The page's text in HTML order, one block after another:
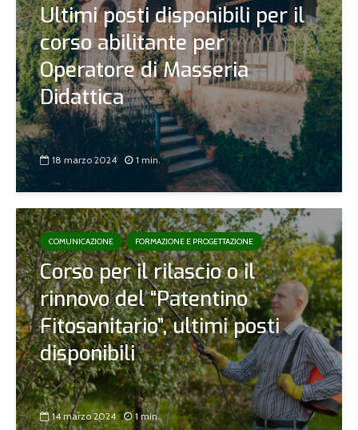
Ultimi posti disponibili per il
corso abilitante per
Operatore di Masseria
Didattica
18 marzo 2024 1 min.
COMUNICAZIONE FORMAZIONE E PROGETTAZIONE
Corso per il rilascio o il
rinnovo del “Patentino
Fitosanitario”, ultimi posti
disponibili
14 marzo 2024 1 min.